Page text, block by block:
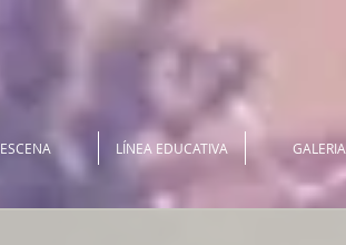
ESCENA LÍNEA EDUCATIVA GALERIA